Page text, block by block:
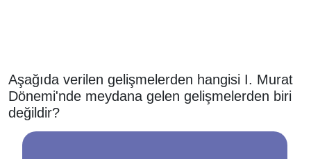
Aşağıda verilen gelişmelerden hangisi I. Murat
Dönemi'nde meydana gelen gelişmelerden biri
değildir?